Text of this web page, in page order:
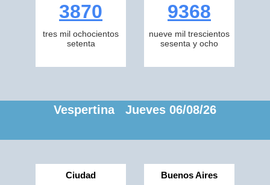
3870
tres mil ochocientos
setenta
9368
nueve mil trescientos
sesenta y ocho
Vespertina Jueves 06/08/26
Ciudad Buenos Aires